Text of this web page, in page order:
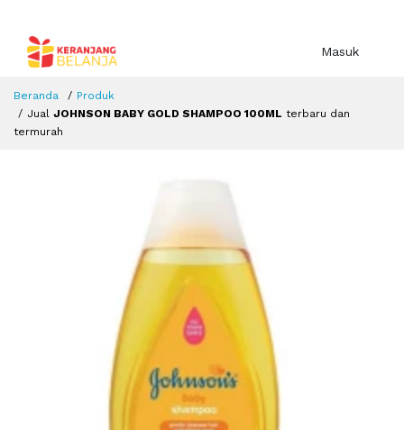
Masuk
Beranda
Produk
Jual JOHNSON BABY GOLD SHAMPOO 100ML terbaru dan
termurah